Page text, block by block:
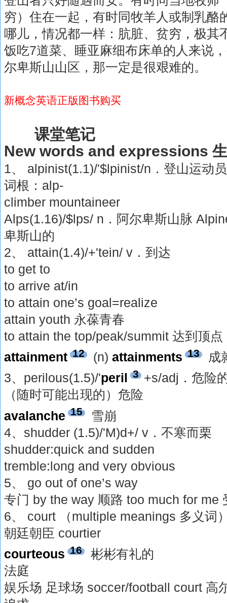
穷）住在一起，有时同牧羊人或制乳酪
哪儿，情况都一样：肮脏、贫穷，极其
饭吃7道菜、睡亚麻细布床单的人来说
尔卑斯山山区，那一定是很艰难的。
新概念英语正版图书购买
课堂笔记
New words and expressions
1、 alpinist(1.1)/'$lpinist/n．登山运动员
词根：alp-
climber mountaineer
Alps(1.16)/$lps/ n．阿尔卑斯山脉
卑斯山的
2、 attain(1.4)/+'tein/ v．到达
to get to
to arrive at/in
to attain one’s goal=realize
attain youth 永葆青春
to attain the top/peak/summit 达到顶点
attainment 12 (n)attainments 13
成
3、perilous(1.5)/'peril 3 +s/adj．危险
（随时可能出现的）危险
avalanche 15
雪崩
4、shudder (1.5)/'M)d+/ v．不寒而栗
shudder:quick and sudden
tremble:long and very obvious
5、 go out of one’s way
专门 by the way 顺路 too much for me
6、 court （multiple meanings 多义词
朝廷朝臣 courtier
courteous 16
彬彬有礼的
法庭
娱乐场 足球场 soccer/football court 高